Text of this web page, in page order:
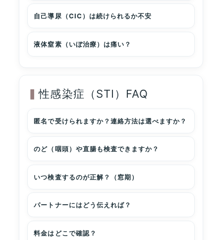
自己導尿（CIC）は続けられるか不安
液体窒素（いぼ治療）は痛い？
性感染症（STI）FAQ
匿名で受けられますか？連絡方法は選べますか？
のど（咽頭）や直腸も検査できますか？
いつ検査するのが正解？（窓期）
パートナーにはどう伝えれば？
料金はどこで確認？